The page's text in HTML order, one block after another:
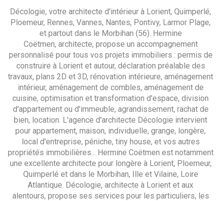
Décologie, votre architecte d'intérieur à Lorient, Quimperlé,
Ploemeur, Rennes, Vannes, Nantes, Pontivy, Larmor Plage,
et partout dans le Morbihan (56). Hermine
Coëtmen, architecte, propose un accompagnement
personnalisé pour tous vos projets immobiliers : permis de
construire à Lorient et autour, déclaration préalable des
travaux, plans 2D et 3D, rénovation intérieure, aménagement
intérieur, aménagement de combles, aménagement de
cuisine, optimisation et transformation d'espace, division
d'appartement ou d'immeuble, agrandissement, rachat de
bien, location. L'agence d'architecte Décologie intervient
pour appartement, maison, individuelle, grange, longère,
local d'entreprise, péniche, tiny house, et vos autres
propriétés immobilières... Hermine Coëtmen est notamment
une excellente architecte pour longère à Lorient, Ploemeur,
Quimperlé et dans le Morbihan, Ille et Vilaine, Loire
Atlantique. Décologie, architecte à Lorient et aux
alentours, propose ses services pour les particuliers, les